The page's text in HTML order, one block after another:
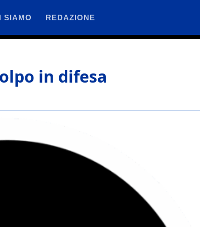
SIAMO REDAZIONE
in difesa